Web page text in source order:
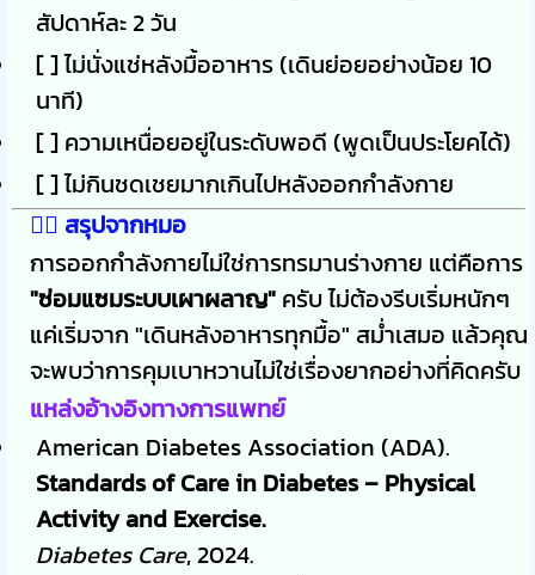
สัปดาห์ละ 2 วัน
[ ] ไม่นั่งแช่หลังมื้ออาหาร (เดินย่อยอย่างน้อย 10
นาที)
[ ] ความเหนื่อยอยู่ในระดับพอดี (พูดเป็นประโยคได้)
[ ] ไม่กินชดเชยมากเกินไปหลังออกกำลังกาย
👨‍⚕️ สรุปจากหมอ
การออกกำลังกายไม่ใช่การทรมานร่างกาย แต่คือการ
"ซ่อมแซมระบบเผาผลาญ" ครับ ไม่ต้องรีบเริ่มหนักๆ
แค่เริ่มจาก "เดินหลังอาหารทุกมื้อ" สม่ำเสมอ แล้วคุณ
จะพบว่าการคุมเบาหวานไม่ใช่เรื่องยากอย่างที่คิดครับ
แหล่งอ้างอิงทางการแพทย์
American Diabetes Association (ADA).
Standards of Care in Diabetes – Physical
Activity and Exercise.
Diabetes Care, 2024.